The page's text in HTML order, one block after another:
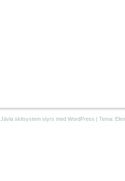
Jävla skitsystem styrs med WordPress | Tema: